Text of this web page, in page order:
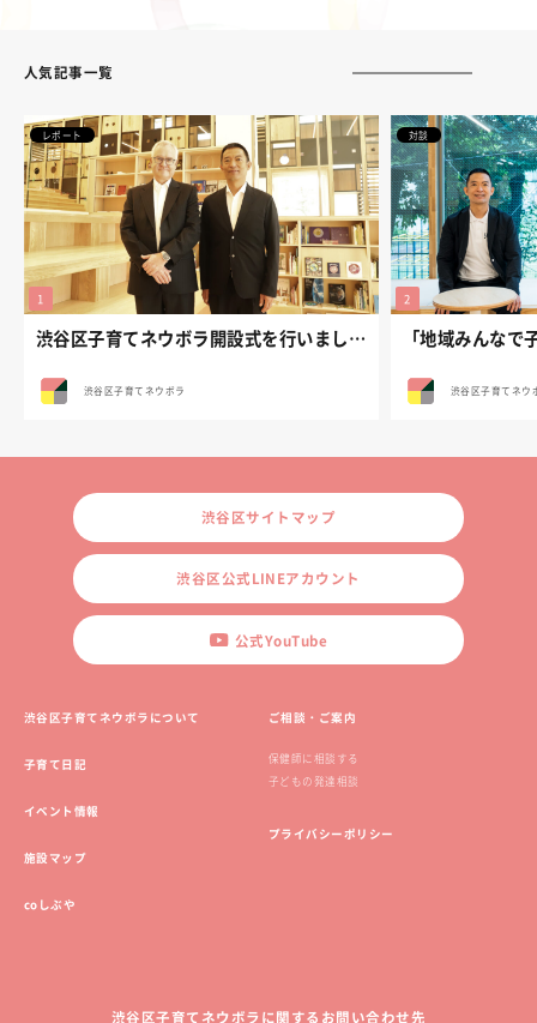
人気記事一覧
レポート
渋谷区子育てネウボラ開設式を行いました。
渋谷区子育てネウボラ
対談
渋谷区子育てネウ
渋谷区サイトマップ
渋谷区公式LINEアカウント
公式YouTube
渋谷区子育てネウボラについて
子育て日記
イベント情報
施設マップ
coしぶや
ご相談・ご案内
保健師に相談する
子どもの発達相談
プライバシーポリシー
渋谷区子育てネウボラに関するお問い合わせ先